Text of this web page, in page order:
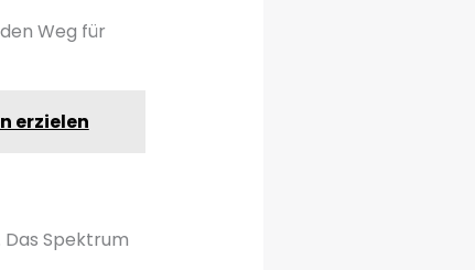
Weg für
erzielen
Spektrum